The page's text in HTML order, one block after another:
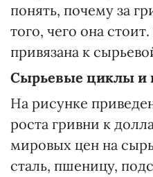
понять, почему за
того, чего она
привязана к
Сырьевые циклы и
На рисунке
роста гривни к
мировых цен на
сталь, пшеницу,